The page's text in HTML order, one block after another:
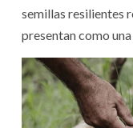
semillas resilientes
presentan como